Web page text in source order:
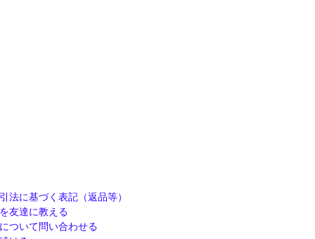
法に基づく表記（返品等）
友達に教える
ついて問い合わせる